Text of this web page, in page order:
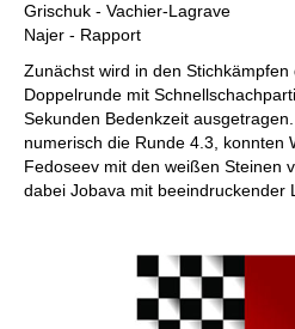
Grischuk - Vachier-Lagrave
Najer - Rapport
Zunächst wird in den
Doppelrunde mit
Sekunden Bedenkzeit
numerisch die Runde 4.3, konnten
Fedoseev mit den weißen Steinen
dabei Jobava mit beeindruckender